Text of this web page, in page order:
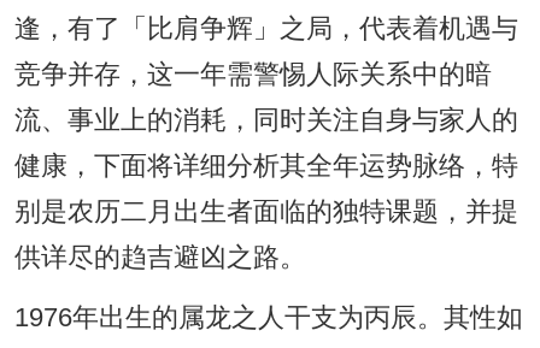
逢，有了「比肩争辉」之局，代表着机遇与
竞争并存，这一年需警惕人际关系中的暗
流、事业上的消耗，同时关注自身与家人的
健康，下面将详细分析其全年运势脉络，特
别是农历二月出生者面临的独特课题，并提
供详尽的趋吉避凶之路。
1976年出生的属龙之人干支为丙辰。其性如